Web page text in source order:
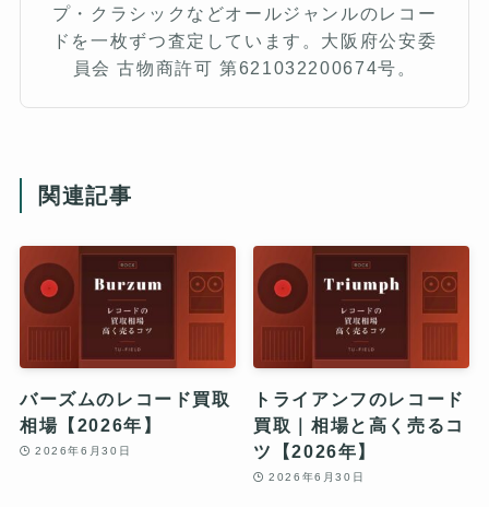
プ・クラシックなどオールジャンルのレコー
ドを一枚ずつ査定しています。大阪府公安委
員会 古物商許可 第621032200674号。
関連記事
バーズムのレコード買取
相場【2026年】
2026年6月30日
トライアンフのレコード
買取｜相場と高く売るコ
ツ【2026年】
2026年6月30日